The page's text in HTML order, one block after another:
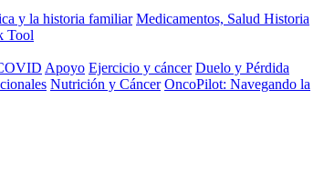
y la historia familiar Medicamentos, Salud Historia
Tool
Apoyo Ejercicio y cáncer Duelo y Pérdida
Nutrición y Cáncer OncoPilot: Navegando la